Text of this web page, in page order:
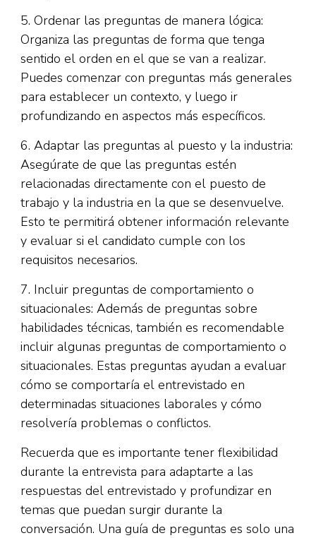
5. Ordenar las preguntas de manera lógica:
Organiza las preguntas de forma que tenga
sentido el orden en el que se van a realizar.
Puedes comenzar con preguntas más generales
para establecer un contexto, y luego ir
profundizando en aspectos más específicos.
6. Adaptar las preguntas al puesto y la industria:
Asegúrate de que las preguntas estén
relacionadas directamente con el puesto de
trabajo y la industria en la que se desenvuelve.
Esto te permitirá obtener información relevante
y evaluar si el candidato cumple con los
requisitos necesarios.
7. Incluir preguntas de comportamiento o
situacionales: Además de preguntas sobre
habilidades técnicas, también es recomendable
incluir algunas preguntas de comportamiento o
situacionales. Estas preguntas ayudan a evaluar
cómo se comportaría el entrevistado en
determinadas situaciones laborales y cómo
resolvería problemas o conflictos.
Recuerda que es importante tener flexibilidad
durante la entrevista para adaptarte a las
respuestas del entrevistado y profundizar en
temas que puedan surgir durante la
conversación. Una guía de preguntas es solo una